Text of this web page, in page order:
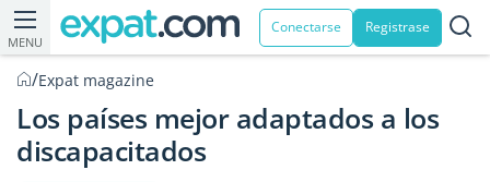
MENU
Conectarse Registrase
/Expat magazine
Los países mejor adaptados a los
discapacitados